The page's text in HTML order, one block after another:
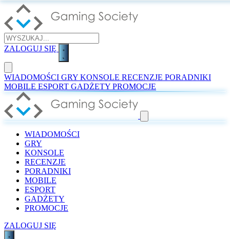
ZALOGUJ SIĘ
WIADOMOŚCI GRY KONSOLE RECENZJE PORADNIKI
MOBILE ESPORT GADŻETY PROMOCJE
WIADOMOŚCI
GRY
KONSOLE
RECENZJE
PORADNIKI
MOBILE
ESPORT
GADŻETY
PROMOCJE
ZALOGUJ SIĘ